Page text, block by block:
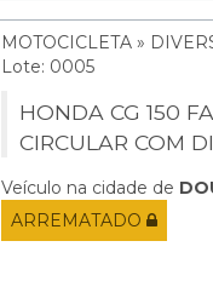
MOTOCICLETA »
Lote: 0005
HONDA CG 150
CIRCULAR COM
Veículo na cidade de
ARREMATADO